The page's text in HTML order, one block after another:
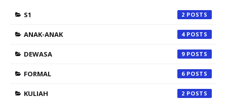
S1 2
ANAK-ANAK 4
DEWASA 9
FORMAL 6
KULIAH 2